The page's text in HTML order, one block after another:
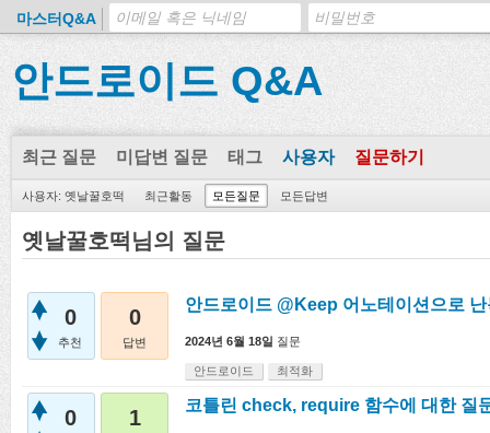
마스터Q&A
안드로이드 Q&A
최근 질문 미답변 질문 태그 사용자 질문하기
사용자: 옛날꿀호떡 최근활동 모든질문 모든답변
옛날꿀호떡님의 질문
0
추천
0
답변
안드로이드 @Keep 어노테이션으로
2024년 6월 18일 질문
안드로이드 최적화
0 1
코틀린 check, require 함수에 대한 질